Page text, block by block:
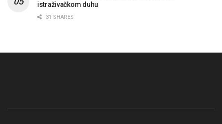
istraživačkom duhu
31 SHARES